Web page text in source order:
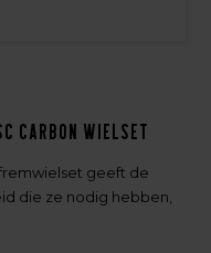
Carbon Wielset
geeft de
die ze nodig hebben,